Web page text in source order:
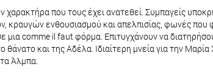
που τους έχει ανατεθεί. Συμπαγείς
ενθουσιασμού και απελπισίας, φωνές που
comme il faut φόρμα. Επιτυγχάνουν να
και της Αδέλα. Ιδιαίτερη μνεία για την
Άλμπα.